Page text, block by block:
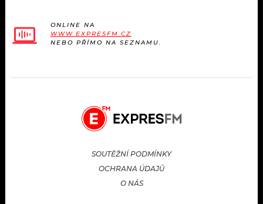
ONLINE NA
WWW.EXPRESFM.CZ
NEBO PŘÍMO NA SEZNAMU.
SOUTĚŽNÍ PODMÍNKY
OCHRANA ÚDAJŮ
O NÁS